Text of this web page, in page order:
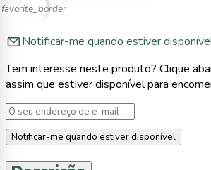
favorite_border
Notificar-me quando estiver
Tem interesse neste produto? Clique
assim que estiver disponível para
Notificar-me quando estiver disponível